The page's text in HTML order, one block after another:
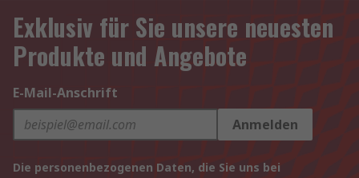
Exklusiv für Sie unsere neuesten
Produkte und Angebote
E-Mail-Anschrift
Anmelden
Die personenbezogenen Daten, die Sie uns bei